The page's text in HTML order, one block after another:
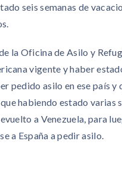
seis semanas de
la Oficina de Asilo y
vigente y haber
pedido asilo en ese país y
habiendo estado varias
a Venezuela, para
a España a pedir asilo.